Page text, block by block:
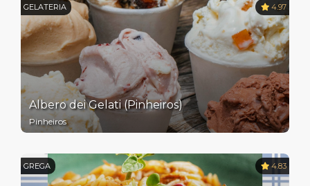
GELATERIA 4.97
Albero dei Gelati (Pinheiros)
Pinheiros
GREGA 4.83